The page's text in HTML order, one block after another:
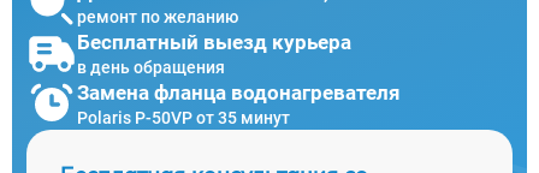
ремонт по желанию
Бесплатный выезд курьера
в день обращения
Замена фланца водонагревателя
Polaris P-50VP от 35 минут